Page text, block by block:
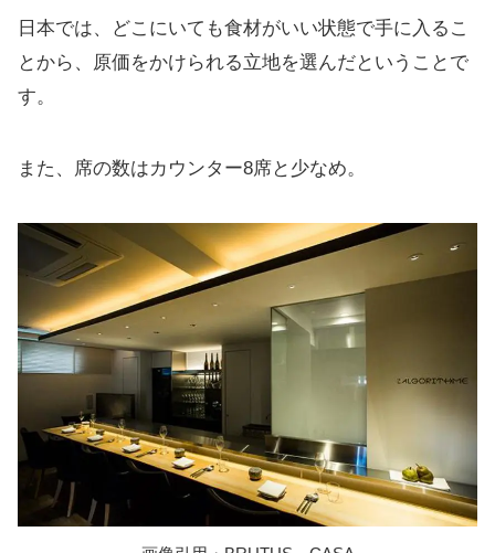
日本では、どこにいても食材がいい状態で手に入るこ
とから、原価をかけられる立地を選んだということで
す。
また、席の数はカウンター8席と少なめ。